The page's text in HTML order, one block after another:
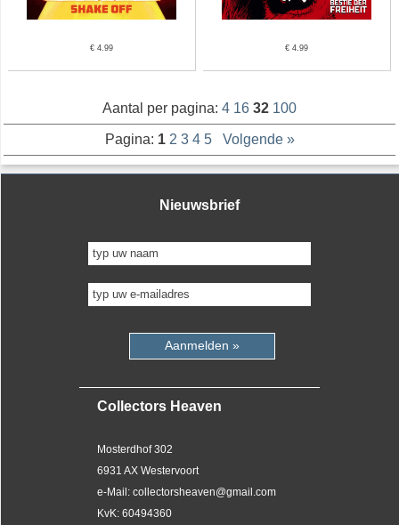
€ 4.99 € 4.99
Aantal per pagina: 4 16 32 100
Pagina: 1 2 3 4 5 Volgende »
Nieuwsbrief
Aanmelden »
Collectors Heaven
Mosterdhof 302
6931 AX Westervoort
e-Mail: collectorsheaven@gmail.com
KvK: 60494360